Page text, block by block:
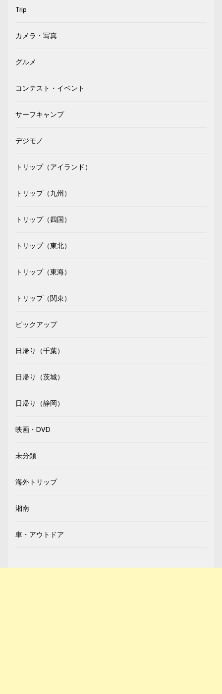
Trip
カメラ・写真
グルメ
コンテスト・イベント
サーフキャンプ
デジモノ
トリップ（アイランド）
トリップ（九州）
トリップ（四国）
トリップ（東北）
トリップ（東海）
トリップ（関東）
ピックアップ
日帰り（千葉）
日帰り（茨城）
日帰り（静岡）
映画・DVD
未分類
海外トリップ
湘南
車・アウトドア